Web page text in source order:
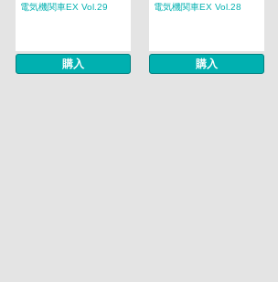
電気機関車EX Vol.29
購入
電気機関車EX Vol.28
購入